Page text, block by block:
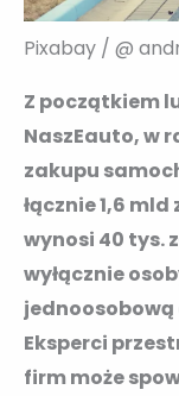
Pixabay / @
Z początkiem
NaszEauto, w
zakupu
łącznie 1,6
wynosi 40 tys.
wyłącznie
Eksperci
firm może